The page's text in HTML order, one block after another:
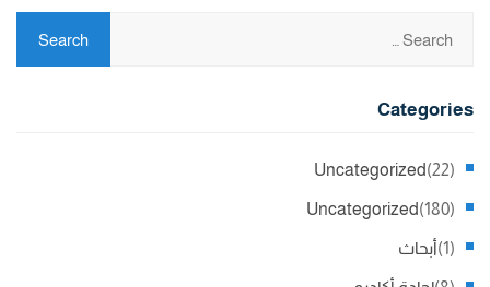
Categories
Uncategorized (22)
Uncategorized (180)
أبحاث (1)